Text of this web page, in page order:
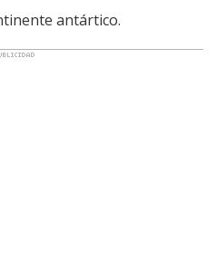
antártico.